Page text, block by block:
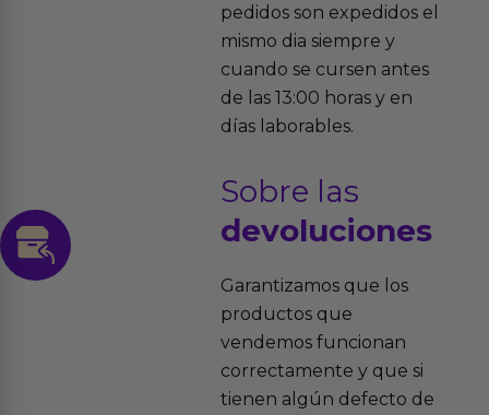
pedidos son expedidos el
mismo dia siempre y
cuando se cursen antes
de las 13:00 horas y en
días laborables.
Sobre las
devoluciones
Garantizamos que los
productos que
vendemos funcionan
correctamente y que si
tienen algún defecto de